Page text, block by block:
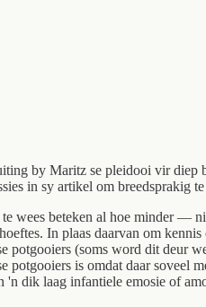
by Maritz se pleidooi vir
in sy artikel om breedsprakig
wees beteken al hoe minder —
In plaas daarvan om
potgooiers (soms word dit deur
potgooiers is omdat daar soveel
dik laag infantiele emosie of